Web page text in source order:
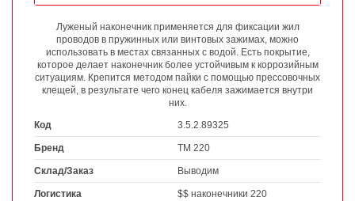
Луженый наконечник применяется для фиксации жил
проводов в пружинных или винтовых зажимах, можно
использовать в местах связанных с водой. Есть покрытие,
которое делает наконечник более устойчивым к коррозийным
ситуациям. Крепится методом пайки с помощью прессовочных
клещей, в результате чего конец кабеля зажимается внутри
них.
Код
3.5.2.89325
Бренд ТМ 220
Склад/Заказ Выводим
Логистика $$ наконечники 220